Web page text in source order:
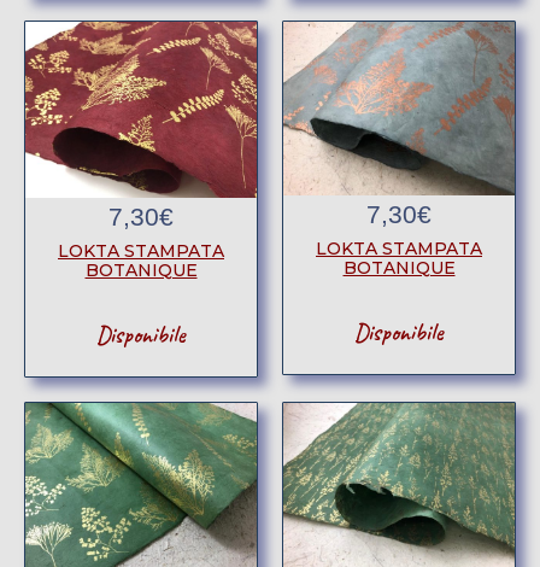
7,30€
LOKTA STAMPATA
BOTANIQUE
Disponibile
7,30€
LOKTA STAMPATA
BOTANIQUE
Disponibile